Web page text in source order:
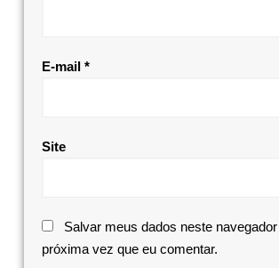
E-mail *
Site
Salvar meus dados neste
próxima vez que eu comentar.